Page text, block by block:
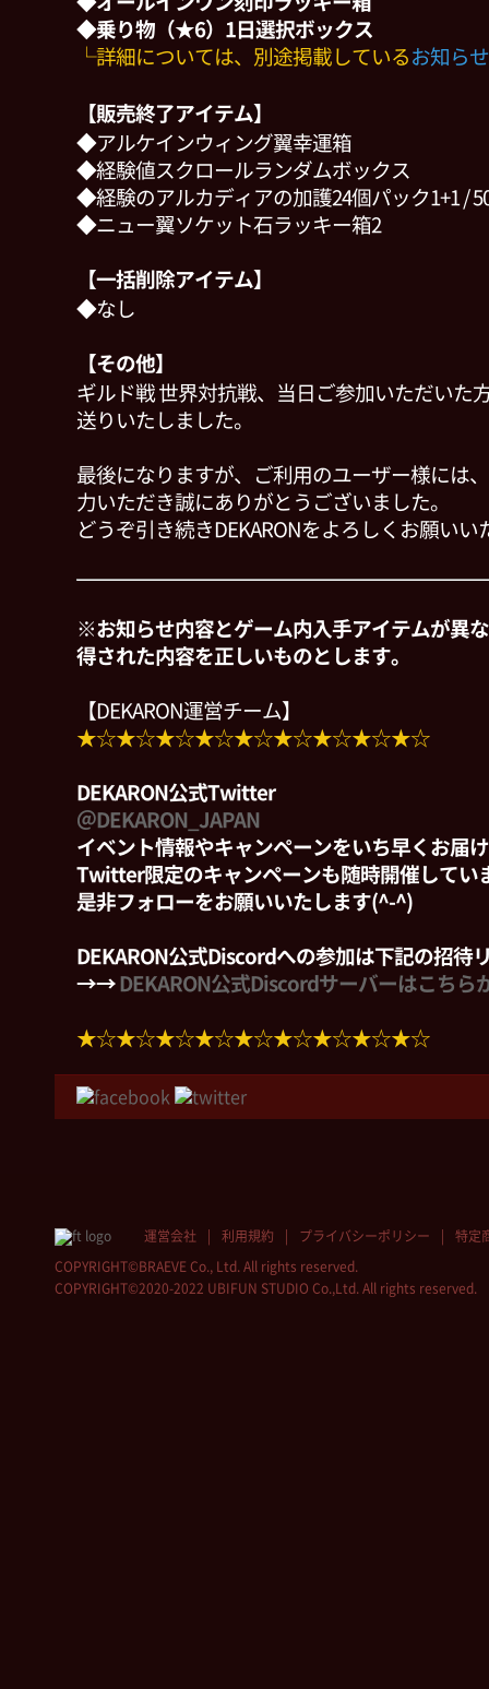
◆乗り物（★6）1日選択ボックス
└詳細については、別途掲載している お知らせ
【販売終了アイテム】
◆アルケインウィング翼幸運箱
◆経験値スクロールランダムボックス
◆経験のアルカディアの加護24個パック1+1 /
◆ニュー翼ソケット石ラッキー箱2
【一括削除アイテム】
◆なし
【その他】
ギルド戦 世界対抗戦、当日ご参加いただいた
送りいたしました。
最後になりますが、ご利用のユーザー様には
力いただき誠にありがとうございました。
どうぞ引き続きDEKARONをよろしくお願いい
※お知らせ内容とゲーム内入手アイテムが異
得された内容を正しいものとします。
【DEKARON運営チーム】
★☆★☆★☆★☆★☆★☆★☆★☆★☆
DEKARON公式Twitter
＠DEKARON_JAPAN
イベント情報やキャンペーンをいち早くお届
Twitter限定のキャンペーンも随時開催してい
是非フォローをお願いいたします(^-^)
DEKARON公式Discordへの参加は下記の招待
→→ DEKARON公式Discordサーバーはこちら
★☆★☆★☆★☆★☆★☆★☆★☆★☆
運営会社 利用規約 プライバシーポリシー 特定
COPYRIGHT©BRAEVE Co., Ltd. All rights reserved.
COPYRIGHT©2020-2022 UBIFUN STUDIO Co.,Ltd. All rights reserved.